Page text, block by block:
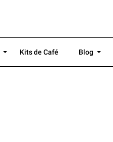
Kits de Café Blog